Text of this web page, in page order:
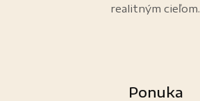
realitným cieľom.
Ponuka